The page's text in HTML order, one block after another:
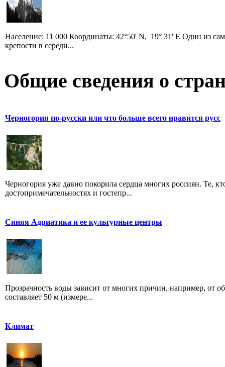
Население: 11 000 Координаты: 42°50' N, 19° 31' E Один из
крепости в середи...
Общие сведения о
Черногория по-русски или что больше всего нравится русс
Черногория уже давно покорила сердца многих россиян. Те,
достопримечательностях и гостепр...
Синяя Адриатика и ее культурные центры
Прозрачность воды зависит от многих причин, например, от
составляет 50 м (измере...
Климат